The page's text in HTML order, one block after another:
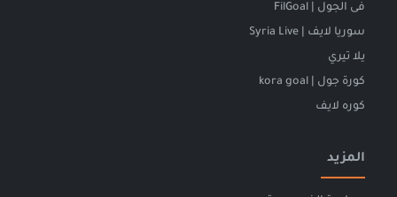
فى الجول | FilGoal
سوريا لايف | Syria Live
يلا تيري
كورة جول | kora goal
كوره لايف
المزيد